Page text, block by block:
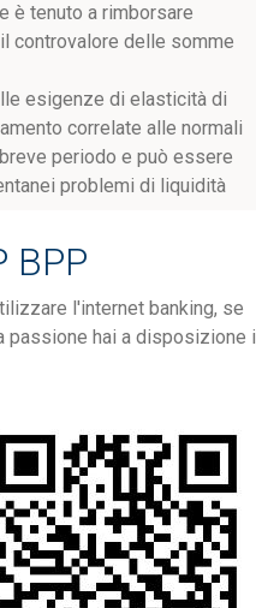
è tenuto a rimborsare
controvalore delle somme
esigenze di elasticità di
correlate alle normali
periodo e può essere
problemi di liquidità
BPP
l'internet banking, se
passione hai a disposizione